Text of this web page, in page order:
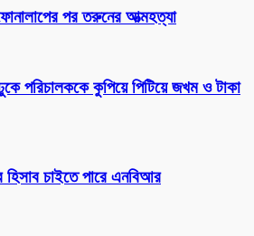
পর তরুনের আত্মহত্যা
ঢুকে পরিচালককে কুপিয়ে পিটিয়ে জখম ও টাকা
চাইতে পারে এনবিআর